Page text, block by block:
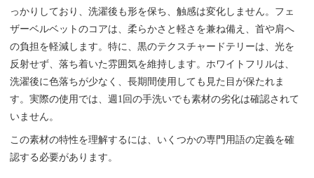
っかりしており、洗濯後も形を保ち、触感は変化しません。フェ
ザーベルベットのコアは、柔らかさと軽さを兼ね備え、首や肩へ
の負担を軽減します。特に、黒のテクスチャードテリーは、光を
反射せず、落ち着いた雰囲気を維持します。ホワイトフリルは、
洗濯後に色落ちが少なく、長期間使用しても見た目が保たれま
す。実際の使用では、週1回の手洗いでも素材の劣化は確認されて
いません。
この素材の特性を理解するには、いくつかの専門用語の定義を確
認する必要があります。